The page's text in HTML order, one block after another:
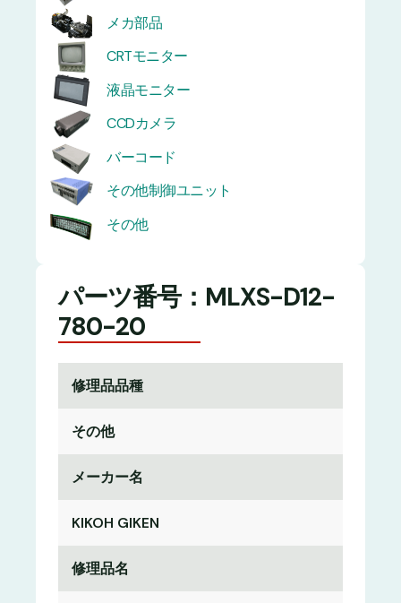
メカ部品
CRTモニター
液晶モニター
CCDカメラ
バーコード
その他制御ユニット
その他
パーツ番号：MLXS-D12-
780-20
修理品品種
その他
メーカー名
KIKOH GIKEN
修理品名